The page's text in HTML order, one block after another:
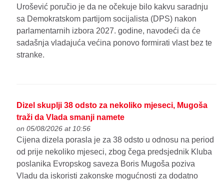
Urošević poručio je da ne očekuje bilo kakvu saradnju
sa Demokratskom partijom socijalista (DPS) nakon
parlamentarnih izbora 2027. godine, navodeći da će
sadašnja vladajuća većina ponovo formirati vlast bez te
stranke.
Dizel skuplji 38 odsto za nekoliko mjeseci, Mugoša
traži da Vlada smanji namete
on 05/08/2026 at 10:56
Cijena dizela porasla je za 38 odsto u odnosu na period
od prije nekoliko mjeseci, zbog čega predsjednik Kluba
poslanika Evropskog saveza Boris Mugoša poziva
Vladu da iskoristi zakonske mogućnosti za dodatno